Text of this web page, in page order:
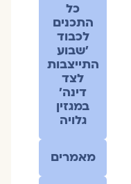
כל
התכנים
לכבוד
׳שבוע
התייצבות
לצד
דינה׳
במגזין
גלויה
מאמרים